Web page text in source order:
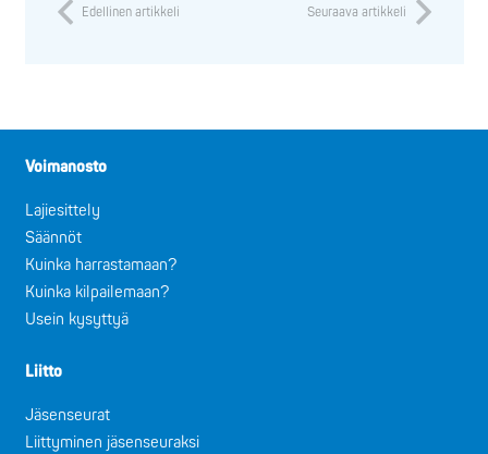
Edellinen artikkeli Seuraava artikkeli
Voimanosto
Lajiesittely
Säännöt
Kuinka harrastamaan?
Kuinka kilpailemaan?
Usein kysyttyä
Liitto
Jäsenseurat
Liittyminen jäsenseuraksi